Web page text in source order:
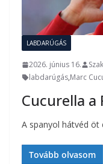
LABDARÚGÁS
2026. június 16.
labdarúgás,Marc
Cucurella a
A spanyol hátvéd öt
Tovább olvasom